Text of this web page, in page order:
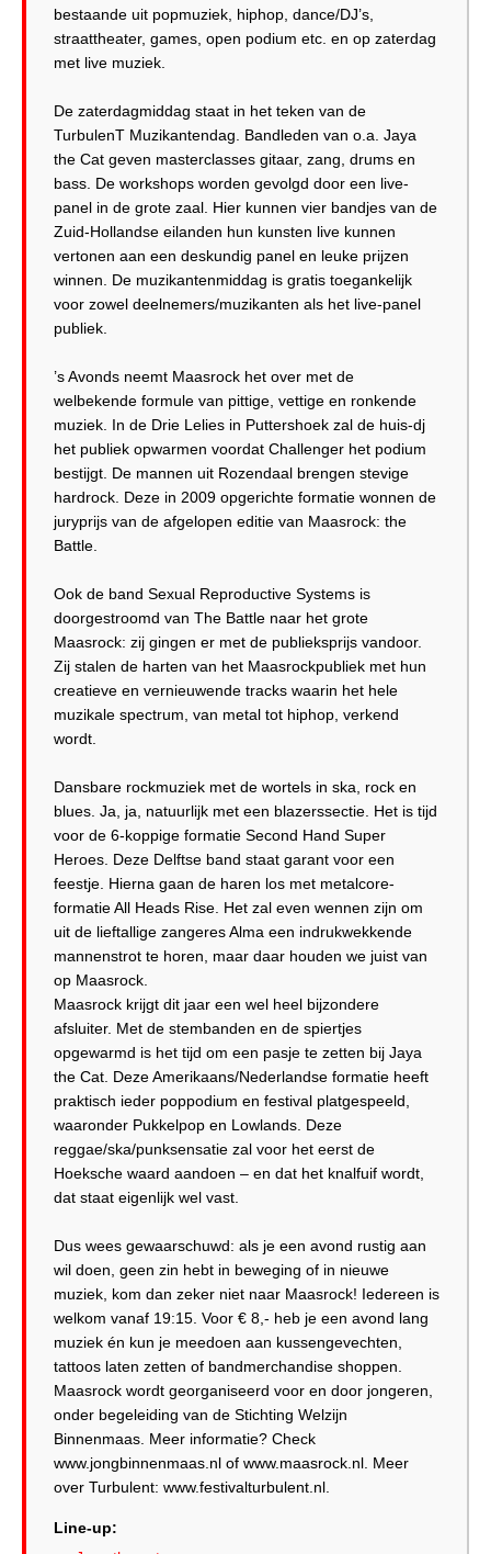
bestaande uit popmuziek, hiphop, dance/DJ’s,
straattheater, games, open podium etc. en op zaterdag
met live muziek.
De zaterdagmiddag staat in het teken van de
TurbulenT Muzikantendag. Bandleden van o.a. Jaya
the Cat geven masterclasses gitaar, zang, drums en
bass. De workshops worden gevolgd door een live-
panel in de grote zaal. Hier kunnen vier bandjes van de
Zuid-Hollandse eilanden hun kunsten live kunnen
vertonen aan een deskundig panel en leuke prijzen
winnen. De muzikantenmiddag is gratis toegankelijk
voor zowel deelnemers/muzikanten als het live-panel
publiek.
’s Avonds neemt Maasrock het over met de
welbekende formule van pittige, vettige en ronkende
muziek. In de Drie Lelies in Puttershoek zal de huis-dj
het publiek opwarmen voordat Challenger het podium
bestijgt. De mannen uit Rozendaal brengen stevige
hardrock. Deze in 2009 opgerichte formatie wonnen de
juryprijs van de afgelopen editie van Maasrock: the
Battle.
Ook de band Sexual Reproductive Systems is
doorgestroomd van The Battle naar het grote
Maasrock: zij gingen er met de publieksprijs vandoor.
Zij stalen de harten van het Maasrockpubliek met hun
creatieve en vernieuwende tracks waarin het hele
muzikale spectrum, van metal tot hiphop, verkend
wordt.
Dansbare rockmuziek met de wortels in ska, rock en
blues. Ja, ja, natuurlijk met een blazerssectie. Het is tijd
voor de 6-koppige formatie Second Hand Super
Heroes. Deze Delftse band staat garant voor een
feestje. Hierna gaan de haren los met metalcore-
formatie All Heads Rise. Het zal even wennen zijn om
uit de lieftallige zangeres Alma een indrukwekkende
mannenstrot te horen, maar daar houden we juist van
op Maasrock.
Maasrock krijgt dit jaar een wel heel bijzondere
afsluiter. Met de stembanden en de spiertjes
opgewarmd is het tijd om een pasje te zetten bij Jaya
the Cat. Deze Amerikaans/Nederlandse formatie heeft
praktisch ieder poppodium en festival platgespeeld,
waaronder Pukkelpop en Lowlands. Deze
reggae/ska/punksensatie zal voor het eerst de
Hoeksche waard aandoen – en dat het knalfuif wordt,
dat staat eigenlijk wel vast.
Dus wees gewaarschuwd: als je een avond rustig aan
wil doen, geen zin hebt in beweging of in nieuwe
muziek, kom dan zeker niet naar Maasrock! Iedereen is
welkom vanaf 19:15. Voor € 8,- heb je een avond lang
muziek én kun je meedoen aan kussengevechten,
tattoos laten zetten of bandmerchandise shoppen.
Maasrock wordt georganiseerd voor en door jongeren,
onder begeleiding van de Stichting Welzijn
Binnenmaas. Meer informatie? Check
www.jongbinnenmaas.nl of www.maasrock.nl. Meer
Line-up: